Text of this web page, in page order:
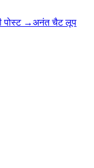
पोस्ट →अनंत चैट लूप